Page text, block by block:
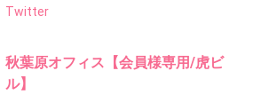
Twitter
秋葉原オフィス【会員様専用/虎ビ
ル】